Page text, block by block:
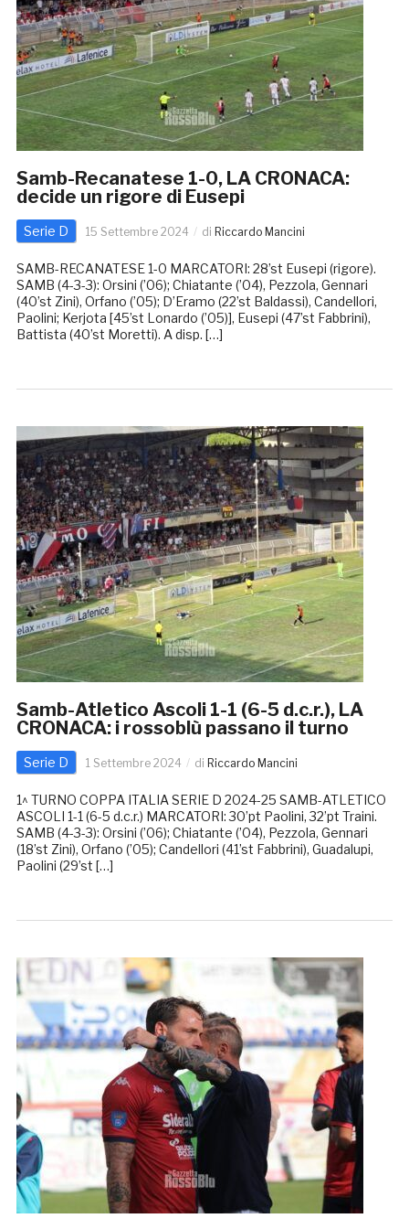
Samb-Recanatese 1-0, LA CRONACA:
decide un rigore di Eusepi
Serie D 15 Settembre 2024 di Riccardo Mancini
SAMB-RECANATESE 1-0 MARCATORI: 28’st Eusepi (rigore).
SAMB (4-3-3): Orsini (’06); Chiatante (’04), Pezzola, Gennari
(40’st Zini), Orfano (’05); D’Eramo (22’st Baldassi), Candellori,
Paolini; Kerjota [45’st Lonardo (’05)], Eusepi (47’st Fabbrini),
Battista (40’st Moretti). A disp. […]
Samb-Atletico Ascoli 1-1 (6-5 d.c.r.), LA
CRONACA: i rossoblù passano il turno
Serie D 1 Settembre 2024 di Riccardo Mancini
1^ TURNO COPPA ITALIA SERIE D 2024-25 SAMB-ATLETICO
ASCOLI 1-1 (6-5 d.c.r.) MARCATORI: 30’pt Paolini, 32’pt Traini.
SAMB (4-3-3): Orsini (’06); Chiatante (’04), Pezzola, Gennari
(18’st Zini), Orfano (’05); Candellori (41’st Fabbrini), Guadalupi,
Paolini (29’st […]